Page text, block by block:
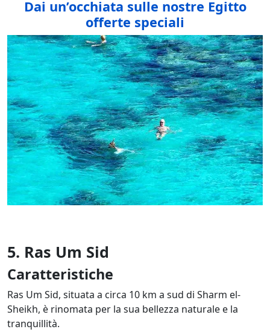
Dai un’occhiata sulle nostre Egitto
offerte speciali
5. Ras Um Sid
Caratteristiche
Ras Um Sid, situata a circa 10 km a sud di Sharm el-
Sheikh, è rinomata per la sua bellezza naturale e la
tranquillità.